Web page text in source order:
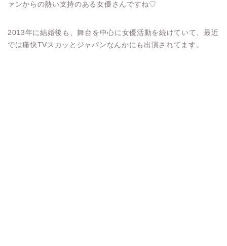
ァンからの熱い支持のある女優さんですね♡
2013年に結婚後も、舞台を中心に女優活動を続けていて、最近
では痛快TVスカッとジャパンなんかにも出演されてます。